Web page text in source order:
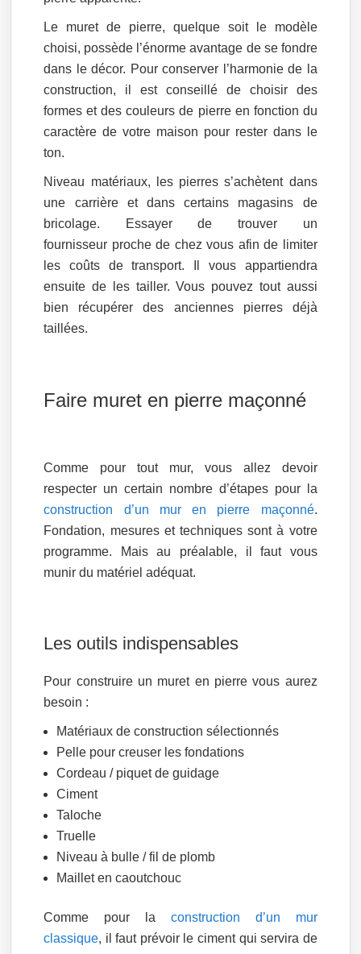
Le muret de pierre, quelque soit le modèle
choisi, possède l’énorme avantage de se fondre
dans le décor. Pour conserver l’harmonie de la
construction, il est conseillé de choisir des
formes et des couleurs de pierre en fonction du
caractère de votre maison pour rester dans le
ton.
Niveau matériaux, les pierres s’achètent dans
une carrière et dans certains magasins de
bricolage. Essayer de trouver un
fournisseur proche de chez vous afin de limiter
les coûts de transport. Il vous appartiendra
ensuite de les tailler. Vous pouvez tout aussi
bien récupérer des anciennes pierres déjà
taillées.
Faire muret en pierre maçonné
Comme pour tout mur, vous allez devoir
respecter un certain nombre d’étapes pour la
construction d’un mur en pierre maçonné.
Fondation, mesures et techniques sont à votre
programme. Mais au préalable, il faut vous
munir du matériel adéquat.
Les outils indispensables
Pour construire un muret en pierre vous aurez
besoin :
Matériaux de construction sélectionnés
Pelle pour creuser les fondations
Cordeau / piquet de guidage
Ciment
Taloche
Truelle
Niveau à bulle / fil de plomb
Maillet en caoutchouc
Comme pour la construction d’un mur
classique, il faut prévoir le ciment qui servira de